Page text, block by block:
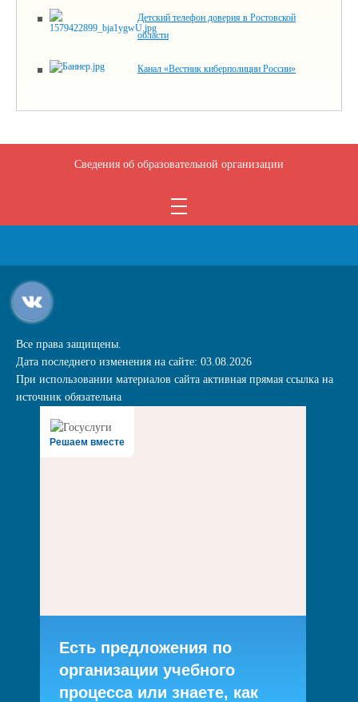
Детский телефон доверия в Ростовской
области
Канал «Вестник киберполиции России»
Сведения об образовательной организации
Все права защищены.
Дата последнего изменения на сайте: 03.08.2026
При использовании материалов сайта активная прямая ссылка на
источник обязательна
Решаем вместе
Есть предложения по
организации учебного
процесса или знаете, как